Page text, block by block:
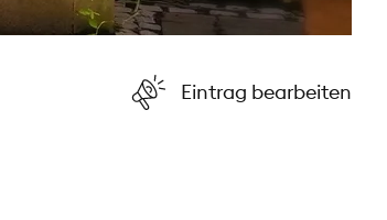
Eintrag bearbeiten